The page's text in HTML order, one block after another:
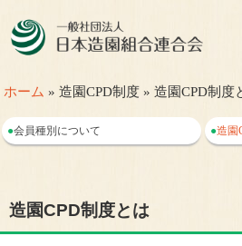
ホーム » 造園CPD制度 » 造園CPD制度
●会員種別について ●造園
造園CPD制度とは